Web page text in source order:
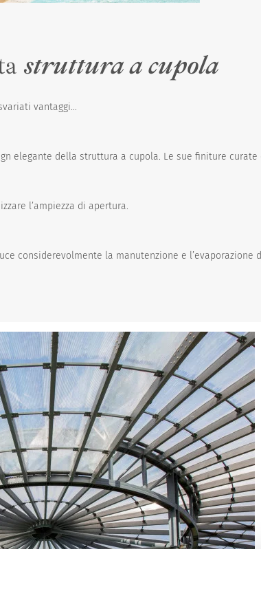
struttura a cupola
vantaggi...
elegante della struttura a cupola. Le sue finiture
l’ampiezza di apertura.
considerevolmente la manutenzione e